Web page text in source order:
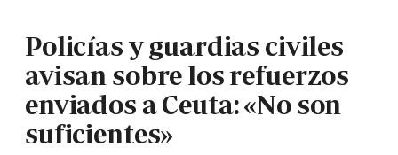
Policías y guardias civiles
avisan sobre los refuerzos
enviados a Ceuta: «No son
suficientes»